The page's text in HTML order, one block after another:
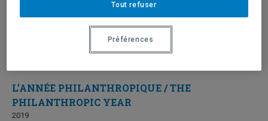
L’ANNÉE PHILANTHROPIQUE / THE
PHILANTHROPIC YEAR
2019
Tout refuser
Préférences